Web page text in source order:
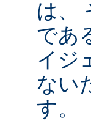
は、
であ
イジ
ない
す。